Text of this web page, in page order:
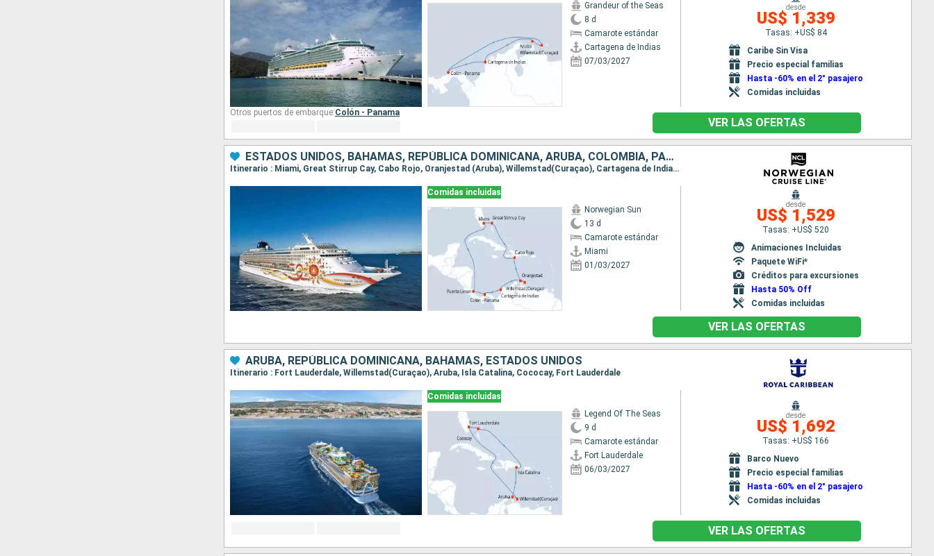
Grandeur of the Seas
8 d
Camarote estándar
Cartagena de Indias
07/03/2027
desde
US$ 1,339
Tasas: +US$ 84
Caribe Sin Visa
Precio especial familias
Hasta -60% en el 2° pasajero
Comidas incluidas
Otros puertos de embarque:Colón - Panama
VER LAS OFERTAS
ESTADOS UNIDOS, BAHAMAS, REPÚBLICA DOMINICANA, ARUBA, COLOMBIA, PANAMÁ, COSTA RICA
Itinerario : Miami, Great Stirrup Cay, Cabo Rojo, Oranjestad (Aruba), Willemstad(Curaçao), Cartagena de Indias, Canal Panama - Lac Gatun, Colón - Panama, Puerto Limon, Miami
Comidas incluidas
Norwegian Sun
13 d
Camarote estándar
Miami
01/03/2027
desde
US$ 1,529
Tasas: +US$ 520
Animaciones Incluidas
Paquete WiFi*
Créditos para excursiones
Hasta 50% Off
Comidas incluidas
VER LAS OFERTAS
ARUBA, REPÚBLICA DOMINICANA, BAHAMAS, ESTADOS UNIDOS
Itinerario : Fort Lauderdale, Willemstad(Curaçao), Aruba, Isla Catalina, Cococay, Fort Lauderdale
Comidas incluidas
Legend Of The Seas
9 d
Camarote estándar
Fort Lauderdale
06/03/2027
desde
US$ 1,692
Tasas: +US$ 166
Barco Nuevo
Precio especial familias
Hasta -60% en el 2° pasajero
Comidas incluidas
VER LAS OFERTAS